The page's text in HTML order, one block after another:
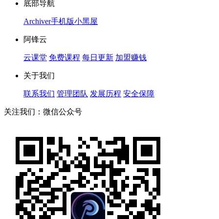
底部导航
Archiver手机版小黑屋
阿锋云
云课堂 免费课程 每日更新 加盟赚钱
关于我们
联系我们 管理团队 发展历程 安全保障
关注我们：微信公众号